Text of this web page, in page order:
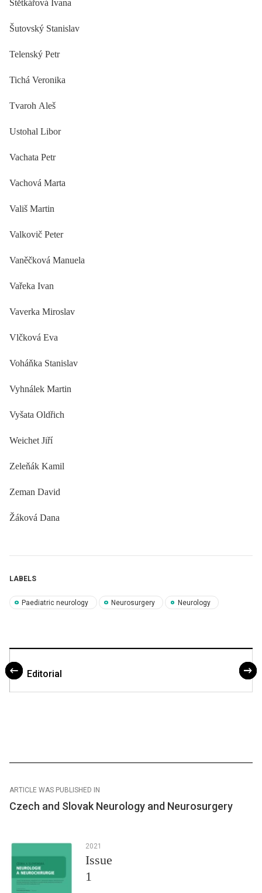
Štětkářová Ivana
Šutovský Stanislav
Telenský Petr
Tichá Veronika
Tvaroh Aleš
Ustohal Libor
Vachata Petr
Vachová Marta
Vališ Martin
Valkovič Peter
Vaněčková Manuela
Vařeka Ivan
Vaverka Miroslav
Vlčková Eva
Voháňka Stanislav
Vyhnálek Martin
Vyšata Oldřich
Weichet Jiří
Zeleňák Kamil
Zeman David
Žáková Dana
LABELS
Paediatric neurology Neurosurgery Neurology
Editorial
ARTICLE WAS PUBLISHED IN
Czech and Slovak Neurology and Neurosurgery
2021
Issue
1